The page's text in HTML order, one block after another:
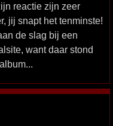
reactie zijn zeer
jij snapt het tenminste!
de slag bij een
want daar stond